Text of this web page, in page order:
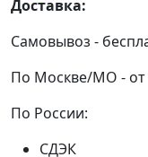
Доставка:
Самовывоз -
По Москве/МО - от
По России:
СДЭК